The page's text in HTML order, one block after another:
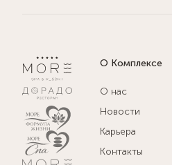
О Комплексе
О нас
Новости
Карьера
Контакты